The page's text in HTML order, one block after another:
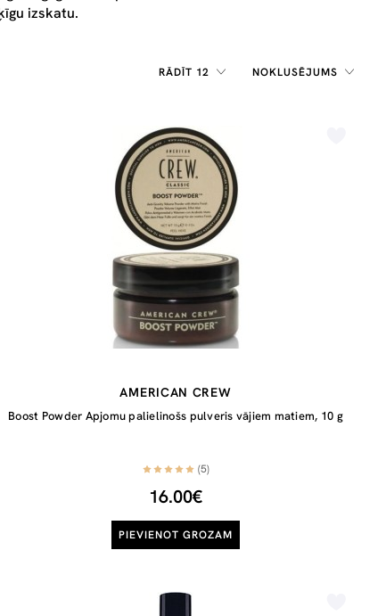
izskatu.
RĀDĪT 12 NOKLUSĒJUMS
AMERICAN CREW
Boost Powder Apjomu palielinošs pulveris vājiem matiem, 10 g
(5)
16.00€
PIEVIENOT GROZAM